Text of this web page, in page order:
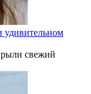
удивительном
свежий